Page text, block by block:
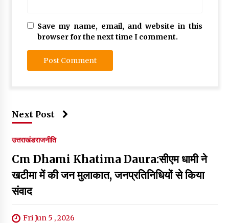
Save my name, email, and website in this
browser for the next time I comment.
Next Post
उत्तराखंडराजनीति
Cm Dhami Khatima Daura:सीएम धामी ने
खटीमा में की जन मुलाकात, जनप्रतिनिधियों से किया
संवाद
Fri Jun 5 , 2026